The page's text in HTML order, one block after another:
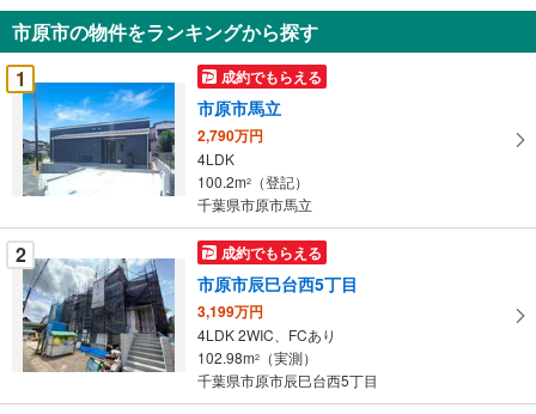
知
を
受
け
取
る
・
条
件
を
マ
イ
ペ
ー
に
市原市の物件をランキングから探す
1
成約でもらえる
市原市馬立
2,790万円
4LDK
100.2m2
（登記）
千葉県市原市馬立
2 成約でもらえる
市原市辰巳台西5丁目
3,199万円
4LDK 2WIC、FCあり
102.98m2
（実測）
千葉県市原市辰巳台西5丁目